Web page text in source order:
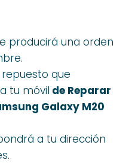
producirá una orden
que
tu móvil de Reparar
Galaxy M20
a tu dirección